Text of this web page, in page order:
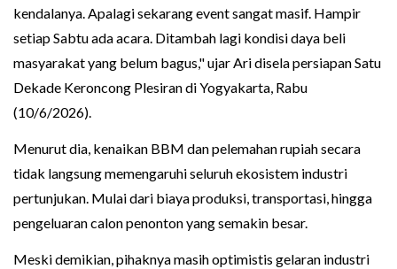
kendalanya. Apalagi sekarang event sangat masif. Hampir
setiap Sabtu ada acara. Ditambah lagi kondisi daya beli
masyarakat yang belum bagus," ujar Ari disela persiapan Satu
Dekade Keroncong Plesiran di Yogyakarta, Rabu
(10/6/2026).
Menurut dia, kenaikan BBM dan pelemahan rupiah secara
tidak langsung memengaruhi seluruh ekosistem industri
pertunjukan. Mulai dari biaya produksi, transportasi, hingga
pengeluaran calon penonton yang semakin besar.
Meski demikian, pihaknya masih optimistis gelaran industri